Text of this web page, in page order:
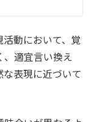
動において、覚
、適宜言い換え
な表現に近づいて